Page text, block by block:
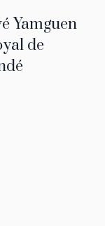
Yamguen
de